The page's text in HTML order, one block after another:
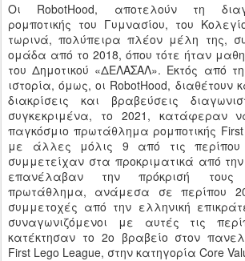
Οι RobotHood, αποτελούν τη
ρομποτικής του Γυμνασίου, του
τωρινά, πολύπειρα πλέον μέλη της,
ομάδα από το 2018, όπου τότε ήταν
του Δημοτικού «ΔΕΛΑΣΑΛ». Εκτός από
ιστορία, όμως, οι RobotHood, διαθέτουν
διακρίσεις και βραβεύσεις
συγκεκριμένα, το 2021, κατάφεραν
παγκόσμιο πρωτάθλημα ρομποτικής
με άλλες μόλις 9 από τις
συμμετείχαν στα προκριματικά από
επανέλαβαν την πρόκρισή τους
πρωτάθλημα, ανάμεσα σε περίπου
συμμετοχές από την ελληνική
συναγωνιζόμενοι με αυτές τις
κατέκτησαν το 2ο βραβείο στον
First Lego League, στην κατηγορία Core